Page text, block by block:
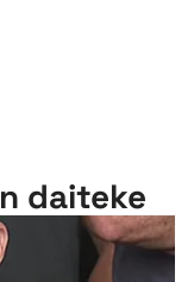
daiteke